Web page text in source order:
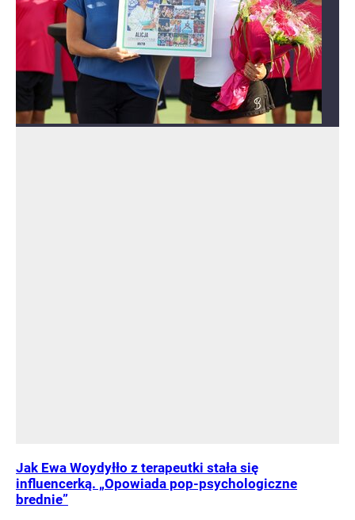
Jak Ewa Woydyłło z terapeutki stała się
influencerką. „Opowiada pop-psychologiczne
brednie”